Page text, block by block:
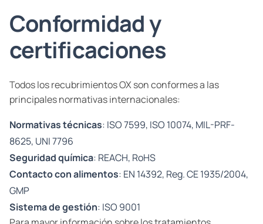
Conformidad y
certificaciones
Todos los recubrimientos OX son conformes a las
principales normativas internacionales:
Normativas técnicas: ISO 7599, ISO 10074, MIL-PRF-
8625, UNI 7796
Seguridad química: REACH, RoHS
Contacto con alimentos: EN 14392, Reg. CE 1935/2004,
GMP
Sistema de gestión: ISO 9001